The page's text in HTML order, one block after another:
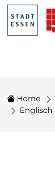
Home
Englisch